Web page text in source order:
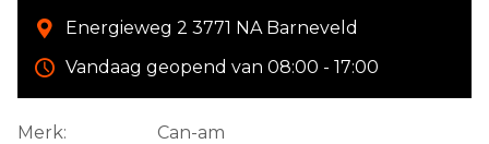
Energieweg 2 3771 NA Barneveld
Vandaag geopend van 08:00 - 17:00
Merk:
Can-am